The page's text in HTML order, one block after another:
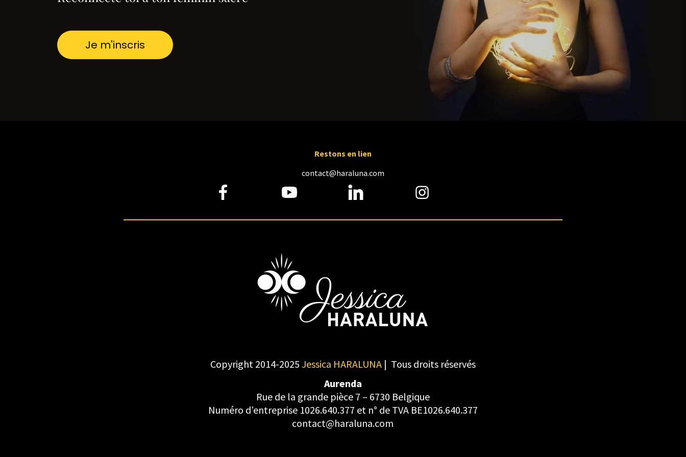
Je m'inscris
Restons en lien
contact@haraluna.com
Copyright 2014-2025 Jessica HARALUNA| Tous droits réservés
Aurenda
Rue de la grande pièce 7 – 6730 Belgique
Numéro d’entreprise 1026.640.377 et n° de TVA BE1026.640.377
contact@haraluna.com